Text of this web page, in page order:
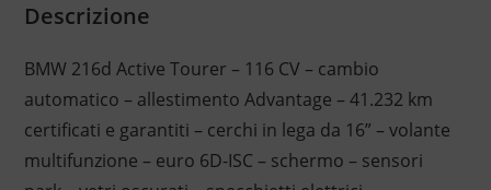
Descrizione
BMW 216d Active Tourer – 116 CV – cambio
automatico – allestimento Advantage – 41.232 km
certificati e garantiti – cerchi in lega da 16” – volante
multifunzione – euro 6D-ISC – schermo – sensori